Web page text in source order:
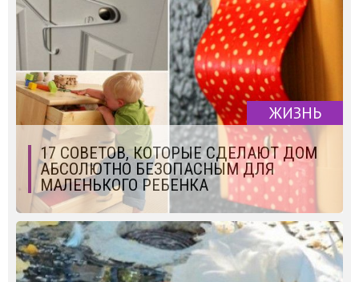
ЖИЗНЬ
17 СОВЕТОВ, КОТОРЫЕ СДЕЛАЮТ ДОМ
АБСОЛЮТНО БЕЗОПАСНЫМ ДЛЯ
МАЛЕНЬКОГО РЕБЕНКА